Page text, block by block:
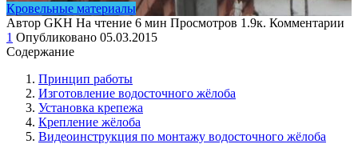
Кровельные материалы
Автор GKH На чтение 6 мин Просмотров 1.9к. Комментарии
1 Опубликовано 05.03.2015
Содержание
Принцип работы
Изготовление водосточного жёлоба
Установка крепежа
Крепление жёлоба
Видеоинструкция по монтажу водосточного жёлоба